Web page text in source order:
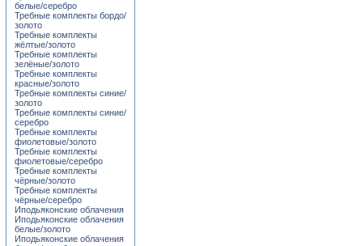
белые/серебро
Требные комплекты бордо/
золото
Требные комплекты
жёлтые/золото
Требные комплекты
зелёные/золото
Требные комплекты
красные/золото
Требные комплекты синие/
золото
Требные комплекты синие/
серебро
Требные комплекты
фиолетовые/золото
Требные комплекты
фиолетовые/серебро
Требные комплекты
чёрные/золото
Требные комплекты
чёрные/серебро
Иподьяконские облачения
Иподьяконские облачения
белые/золото
Иподьяконские облачения